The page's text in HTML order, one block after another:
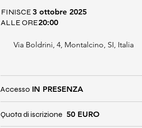
3 ottobre 2025
FINISCE
20:00
ALLE ORE
Via Boldrini, 4, Montalcino, SI, Italia
Accesso IN PRESENZA
Quota di iscrizione 50 EURO